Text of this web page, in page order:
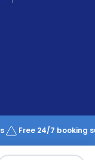
Free 24/7 booking